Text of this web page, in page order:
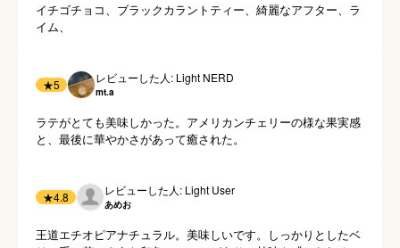
イチゴチョコ、ブラックカラントティー、綺麗なアフター、ラ
イム、
★5 レビューした人: Light NERD
mt.a
ラテがとても美味しかった。アメリカンチェリーの様な果実感
と、最後に華やかさがあって癒された。
★4.8 レビューした人: Light User
あめお
王道エチオピアナチュラル。美味しいです。しっかりとしたベ